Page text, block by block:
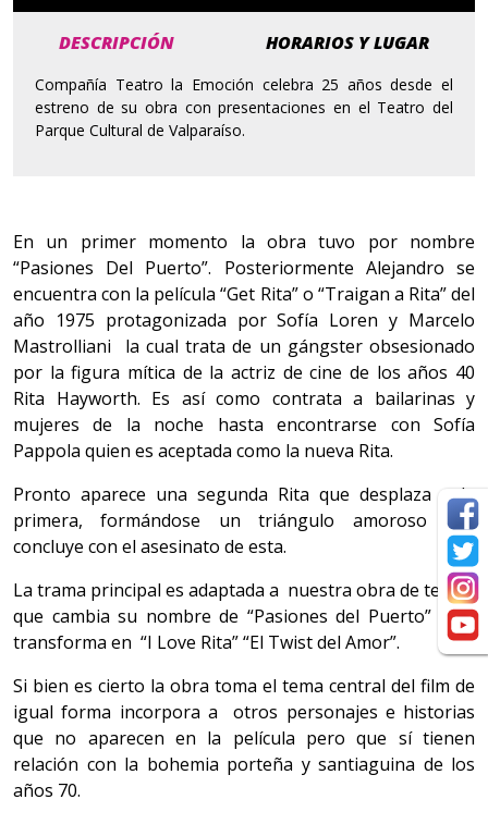
DESCRIPCIÓN HORARIOS Y LUGAR
Compañía Teatro la Emoción celebra 25 años desde el
estreno de su obra con presentaciones en el Teatro del
Parque Cultural de Valparaíso.
En un primer momento la obra tuvo por nombre
“Pasiones Del Puerto”. Posteriormente Alejandro se
encuentra con la película “Get Rita” o “Traigan a Rita” del
año 1975 protagonizada por Sofía Loren y Marcelo
Mastrolliani la cual trata de un gángster obsesionado
por la figura mítica de la actriz de cine de los años 40
Rita Hayworth. Es así como contrata a bailarinas y
mujeres de la noche hasta encontrarse con Sofía
Pappola quien es aceptada como la nueva Rita.
Pronto aparece una segunda Rita que desplaza a la
primera, formándose un triángulo amoroso que
concluye con el asesinato de esta.
La trama principal es adaptada a nuestra obra de teatro
que cambia su nombre de “Pasiones del Puerto” y se
transforma en “I Love Rita” “El Twist del Amor”.
Si bien es cierto la obra toma el tema central del film de
igual forma incorpora a otros personajes e historias
que no aparecen en la película pero que sí tienen
relación con la bohemia porteña y santiaguina de los
años 70.